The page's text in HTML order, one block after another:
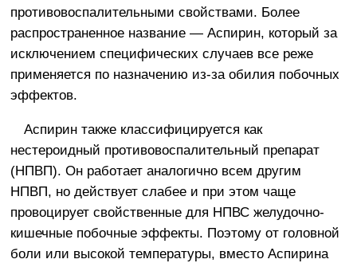
противовоспалительными свойствами. Более
распространенное название — Аспирин, который за
исключением специфических случаев все реже
применяется по назначению из-за обилия побочных
эффектов.
Аспирин также классифицируется как
нестероидный противовоспалительный препарат
(НПВП). Он работает аналогично всем другим
НПВП, но действует слабее и при этом чаще
провоцирует свойственные для НПВС желудочно-
кишечные побочные эффекты. Поэтому от головной
боли или высокой температуры, вместо Аспирина